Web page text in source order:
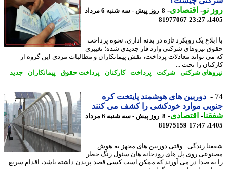
نو- اقتصادی-
8 روز پیش - سه شنبه 6 مرداد
81977067
یک رویکرد تازه در بدنه اداری، نحوه پرداخت
نیروهای شرکتی وارد فاز جدیدی شده؛ تغییری
تواند معادلات پرداخت، نقش پیمانکاران و مطالبات مزدی این گروه از
را تحت ...
شرکتی -شرکت-پرداخت -کارکنان-پرداخت حقوق-پیمانکاران- جدید
دوربین های هوشمند پایتخت کره
موارد خودکشی را کشف می کنند
-اقتصادی-
8 روز پیش - سه شنبه 6 مرداد
81975159
زندگی_ وقتی دوربین های مجهز به هوش
روی پل های رودخانه هان سئول زنگ خطر
صدا در می آورند که ممکن است کسی قصد پریدن داشته باشد، اقدام سریع